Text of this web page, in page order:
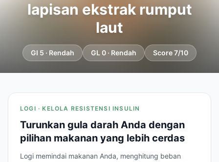
lapisan ekstrak rumput
laut
GI 5 · Rendah GL 0 · Rendah Score 7/10
LOGI · KELOLA RESISTENSI INSULIN
Turunkan gula darah Anda dengan
pilihan makanan yang lebih cerdas
Logi memindai makanan Anda, menghitung beban